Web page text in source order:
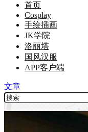
首页
Cosplay
手绘插画
JK学院
洛丽塔
国风汉服
APP客户端
文章